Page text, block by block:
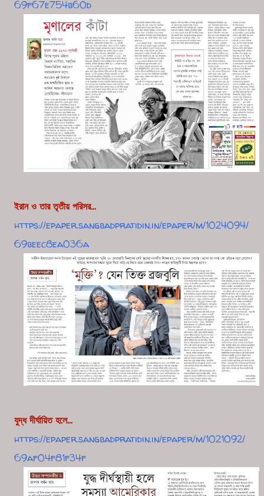
69f67e754b60d
ইরান ও তার তৃতীয় পরিসর...
https://epaper.sangbadpratidin.in/epaper/m/1024094/
69beec8ea036a
যুদ্ধ দীর্ঘায়িত হলে...
https://epaper.sangbadpratidin.in/epaper/m/1021092/
69af04f81f34f